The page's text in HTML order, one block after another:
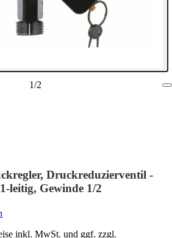
1/2
Druckreduzierventil -
leitig, Gewinde 1/2
inkl. MwSt. und ggf. zzgl.